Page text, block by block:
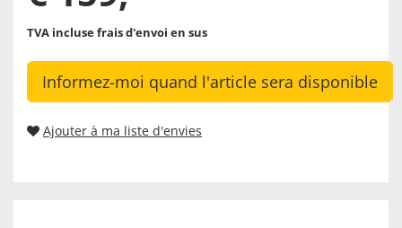
TVA inclusefrais d'envoi en sus
Informez-moi quand l'article sera disponible
Ajouter à ma liste d'envies